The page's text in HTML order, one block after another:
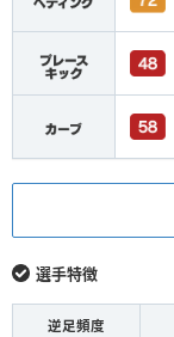
選手特徴
逆足頻度